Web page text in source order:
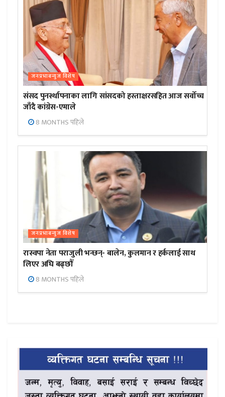
जनप्रभाबन्युज विशेष
संसद पुनर्स्थापनाका लागि सांसदको हस्ताक्षरसहित आज सर्वोच्च
जाँदै कांग्रेस-एमाले
8 MONTHS पहिले
जनप्रभाबन्युज विशेष
रास्वपा नेता पराजुली भन्छन्- बालेन, कुलमान र हर्कलाई साथ
लिएर अघि बढ्छौँ
8 MONTHS पहिले